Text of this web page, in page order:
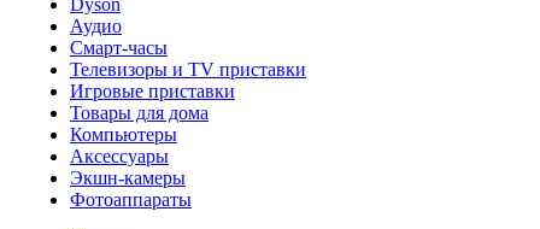
Dyson
Аудио
Смарт-часы
Телевизоры и TV приставки
Игровые приставки
Товары для дома
Компьютеры
Аксесcуары
Экшн-камеры
Фотоаппараты